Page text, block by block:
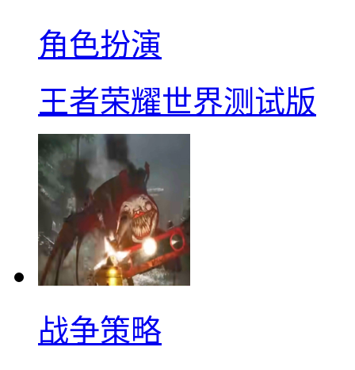
角色扮演
王者荣耀世界测试版
战争策略